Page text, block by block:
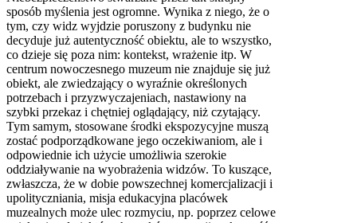
sposób myślenia jest ogromne. Wynika z niego, że o
tym, czy widz wyjdzie poruszony z budynku nie
decyduje już autentyczność obiektu, ale to wszystko,
co dzieje się poza nim: kontekst, wrażenie itp. W
centrum nowoczesnego muzeum nie znajduje się już
obiekt, ale zwiedzający o wyraźnie określonych
potrzebach i przyzwyczajeniach, nastawiony na
szybki przekaz i chętniej oglądający, niż czytający.
Tym samym, stosowane środki ekspozycyjne muszą
zostać podporządkowane jego oczekiwaniom, ale i
odpowiednie ich użycie umożliwia szerokie
oddziaływanie na wyobrażenia widzów. To kuszące,
zwłaszcza, że w dobie powszechnej komercjalizacji i
upolityczniania, misja edukacyjna placówek
muzealnych może ulec rozmyciu, np. poprzez celowe